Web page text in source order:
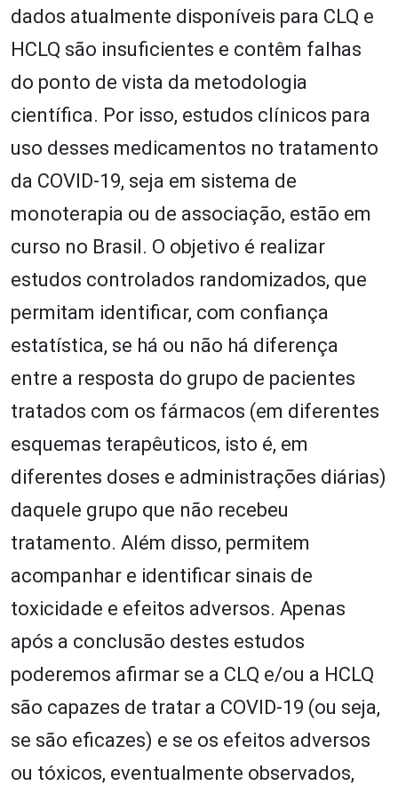
dados atualmente disponíveis para CLQ e
HCLQ são insuficientes e contêm falhas
do ponto de vista da metodologia
científica. Por isso, estudos clínicos para
uso desses medicamentos no tratamento
da COVID-19, seja em sistema de
monoterapia ou de associação, estão em
curso no Brasil. O objetivo é realizar
estudos controlados randomizados, que
permitam identificar, com confiança
estatística, se há ou não há diferença
entre a resposta do grupo de pacientes
tratados com os fármacos (em diferentes
esquemas terapêuticos, isto é, em
diferentes doses e administrações diárias)
daquele grupo que não recebeu
tratamento. Além disso, permitem
acompanhar e identificar sinais de
toxicidade e efeitos adversos. Apenas
após a conclusão destes estudos
poderemos afirmar se a CLQ e/ou a HCLQ
são capazes de tratar a COVID-19 (ou seja,
se são eficazes) e se os efeitos adversos
ou tóxicos, eventualmente observados,